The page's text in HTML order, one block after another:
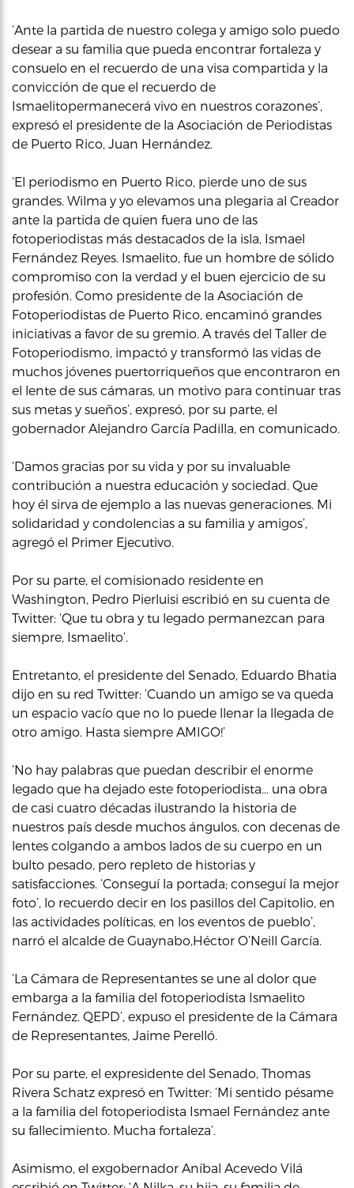
‘Ante la partida de nuestro colega y amigo solo puedo
desear a su familia que pueda encontrar fortaleza y
consuelo en el recuerdo de una visa compartida y la
convicción de que el recuerdo de
Ismaelitopermanecerá vivo en nuestros corazones’,
expresó el presidente de la Asociación de Periodistas
de Puerto Rico, Juan Hernández.
‘El periodismo en Puerto Rico, pierde uno de sus
grandes. Wilma y yo elevamos una plegaria al Creador
ante la partida de quien fuera uno de las
fotoperiodistas más destacados de la isla, Ismael
Fernández Reyes. Ismaelito, fue un hombre de sólido
compromiso con la verdad y el buen ejercicio de su
profesión. Como presidente de la Asociación de
Fotoperiodistas de Puerto Rico, encaminó grandes
iniciativas a favor de su gremio. A través del Taller de
Fotoperiodismo, impactó y transformó las vidas de
muchos jóvenes puertorriqueños que encontraron en
el lente de sus cámaras, un motivo para continuar tras
sus metas y sueños’, expresó, por su parte, el
gobernador Alejandro García Padilla, en comunicado.
‘Damos gracias por su vida y por su invaluable
contribución a nuestra educación y sociedad. Que
hoy él sirva de ejemplo a las nuevas generaciones. Mi
solidaridad y condolencias a su familia y amigos’,
agregó el Primer Ejecutivo.
Por su parte, el comisionado residente en
Washington, Pedro Pierluisi escribió en su cuenta de
Twitter: ‘Que tu obra y tu legado permanezcan para
siempre, Ismaelito’.
Entretanto, el presidente del Senado, Eduardo Bhatia
dijo en su red Twitter: ‘Cuando un amigo se va queda
un espacio vacío que no lo puede llenar la llegada de
otro amigo. Hasta siempre AMIGO!’
‘No hay palabras que puedan describir el enorme
legado que ha dejado este fotoperiodista… una obra
de casi cuatro décadas ilustrando la historia de
nuestros país desde muchos ángulos, con decenas de
lentes colgando a ambos lados de su cuerpo en un
bulto pesado, pero repleto de historias y
satisfacciones. ‘Conseguí la portada; conseguí la mejor
foto’, lo recuerdo decir en los pasillos del Capitolio, en
las actividades políticas, en los eventos de pueblo’,
narró el alcalde de Guaynabo,Héctor O’Neill García.
‘La Cámara de Representantes se une al dolor que
embarga a la familia del fotoperiodista Ismaelito
Fernández. QEPD’, expuso el presidente de la Cámara
de Representantes, Jaime Perelló.
Por su parte, el expresidente del Senado, Thomas
Rivera Schatz expresó en Twitter: ‘Mi sentido pésame
a la familia del fotoperiodista Ismael Fernández ante
su fallecimiento. Mucha fortaleza’.
Asimismo, el exgobernador Aníbal Acevedo Vilá